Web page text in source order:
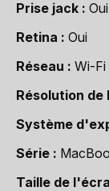
Prise jack
Oui
Retina
Oui
Réseau
Wi-Fi
Résolution de
Système
Série
Taille de